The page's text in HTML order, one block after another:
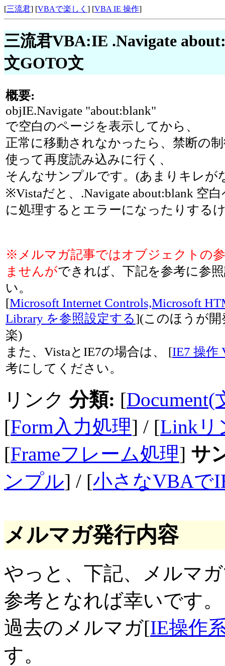
[三流君] [VBAで楽しく ] [VBA IE 操作]
三流君VBA:IE .Navigate
文GOTO文
概要:
objIE.Navigate "about:blank"
で空白のページを表示してから、
正常に移動されなかったら、禁断の
使って再度読み込みに行く、
そんなサンプルです。(あまりキレが
※Vistaだと、.Navigate about:blank 空
に処理するとエラーになったりする
※メルマガ記事ではオブジェクトの
ませんができれば、下記を参考に参
い。
[Microsoft Internet Controls,Microsoft
Library を参照設定する](このほうが開
楽)
また、VistaとIE7の場合は、 [IE7 操作
考にしてください。
リンク 分類: [
[Form入力処理] / [Linkリ
[Frameフレーム処理] サ
ンプル] / [小さなVBAで
メルマガ発行内容
やっと、下記、メルマ
参考となれば幸いです。
過去のメルマガ[IE操作
す。